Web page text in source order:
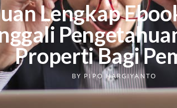
Lengkap
Properti Bagi
BY PIPO HARGIYANTO